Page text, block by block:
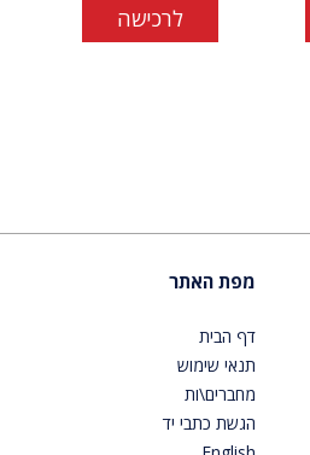
לרכישה
מפת האתר
דף הבית
תנאי שימוש
מחברים\ות
הגשת כתבי יד